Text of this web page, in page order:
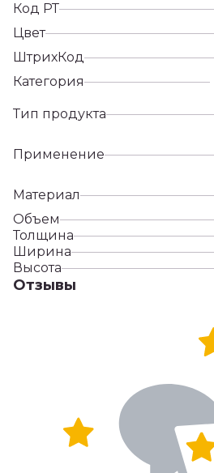
Код РТ
Цвет
ШтрихКод
Категория
Тип продукта
Применение
Материал
Объем
Толщина
Ширина
Высота
Отзывы